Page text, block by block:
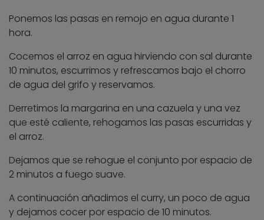
Ponemos las pasas en remojo en agua durante 1
hora.
Cocemos el arroz en agua hirviendo con sal durante
10 minutos, escurrimos y refrescamos bajo el chorro
de agua del grifo y reservamos.
Derretimos la margarina en una cazuela y una vez
que esté caliente, rehogamos las pasas escurridas y
el arroz.
Dejamos que se rehogue el conjunto por espacio de
2 minutos a fuego suave.
A continuación añadimos el curry, un poco de agua
y dejamos cocer por espacio de 10 minutos.